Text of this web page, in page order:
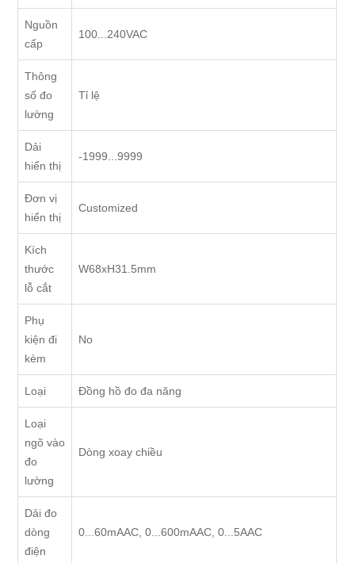
Nguồn
cấp
100...240VAC
Thông
số đo
lường
Tỉ lệ
Dải
hiển thị
-1999...9999
Đơn vị
hiển thị
Customized
Kích
thước
lỗ cắt
W68xH31.5mm
Phụ
kiện đi
kèm
No
Loại Đồng hồ đo đa năng
Loại
ngõ vào
đo
lường
Dòng xoay chiều
Dải đo
dòng
điện
0...60mAAC, 0...600mAAC, 0...5AAC